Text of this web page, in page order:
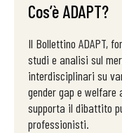
Cos’è ADAPT?
Il Bollettino ADAPT,
studi e analisi sul
interdisciplinari su
gender gap e
supporta il dibattito
professionisti.